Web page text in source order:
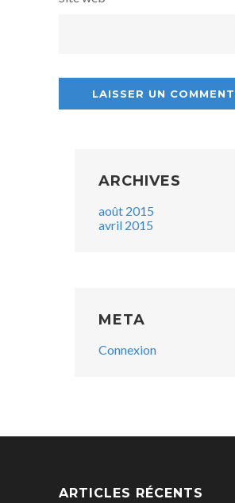
ARCHIVES
août 2015
avril 2015
META
Connexion
ARTICLES RÉCENTS